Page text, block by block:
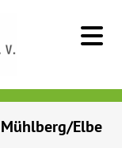
Elbe